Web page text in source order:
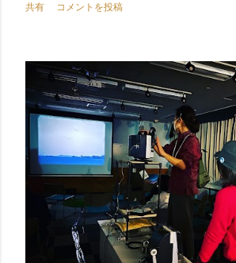
共有 コメントを投稿